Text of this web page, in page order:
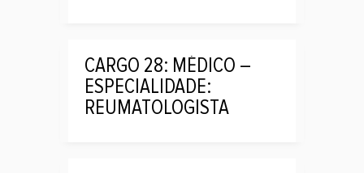
CARGO 28: MÉDICO –
ESPECIALIDADE:
REUMATOLOGISTA